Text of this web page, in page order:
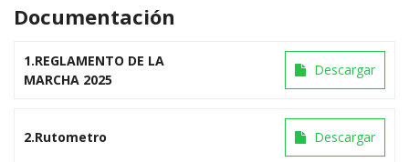
Documentación
1.REGLAMENTO DE LA
MARCHA 2025
Descargar
2.Rutometro Descargar